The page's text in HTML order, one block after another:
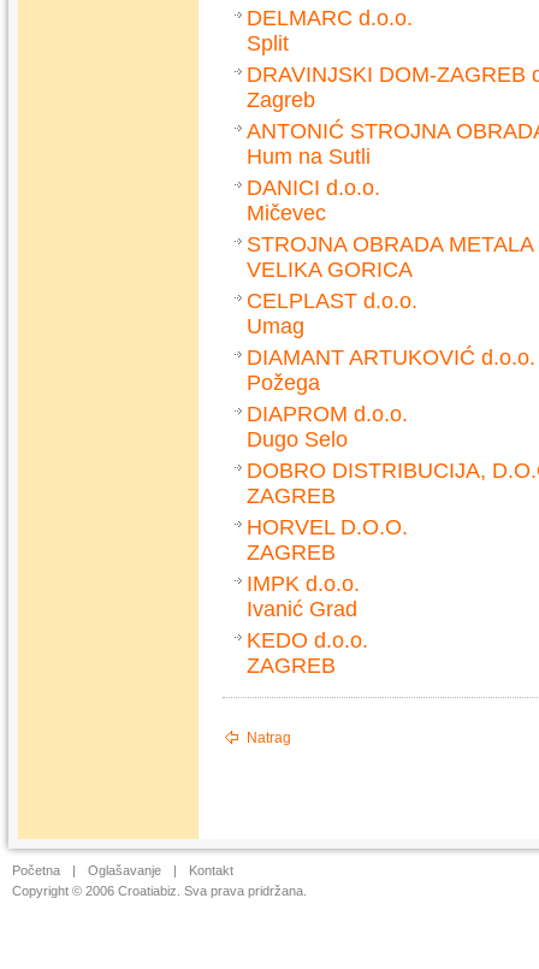
DELMARC d.o.o.
Split
DRAVINJSKI DOM-ZAGREB
Zagreb
ANTONIĆ STROJNA
Hum na Sutli
DANICI d.o.o.
Mičevec
STROJNA OBRADA
VELIKA GORICA
CELPLAST d.o.o.
Umag
DIAMANT ARTUKOVIĆ d.o.o.
Požega
DIAPROM d.o.o.
Dugo Selo
DOBRO DISTRIBUCIJA,
ZAGREB
HORVEL D.O.O.
ZAGREB
IMPK d.o.o.
Ivanić Grad
KEDO d.o.o.
ZAGREB
Natrag
Početna | Oglašavanje |
Kontakt
Copyright © 2006 Croatiabiz. Sva prava pridržana.